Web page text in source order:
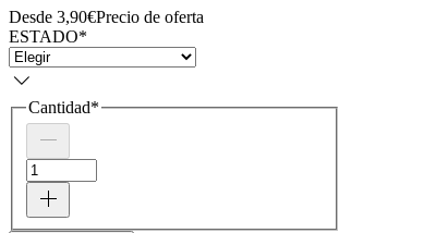
Desde 3,90€Precio de oferta
ESTADO*
Cantidad*